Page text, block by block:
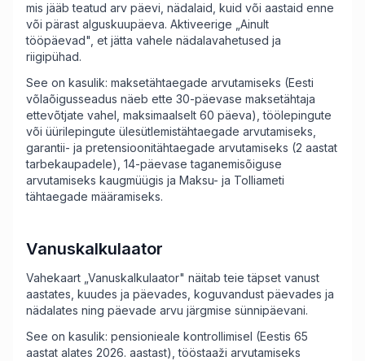
mis jääb teatud arv päevi, nädalaid, kuid või aastaid enne
või pärast alguskuupäeva. Aktiveerige „Ainult
tööpäevad", et jätta vahele nädalavahetused ja
riigipühad.
See on kasulik: maksetähtaegade arvutamiseks (Eesti
võlaõigusseadus näeb ette 30-päevase maksetähtaja
ettevõtjate vahel, maksimaalselt 60 päeva), töölepingute
või üürilepingute ülesütlemistähtaegade arvutamiseks,
garantii- ja pretensioonitähtaegade arvutamiseks (2 aastat
tarbekaupadele), 14-päevase taganemisõiguse
arvutamiseks kaugmüügis ja Maksu- ja Tolliameti
tähtaegade määramiseks.
Vanuskalkulaator
Vahekaart „Vanuskalkulaator" näitab teie täpset vanust
aastates, kuudes ja päevades, koguvandust päevades ja
nädalates ning päevade arvu järgmise sünnipäevani.
See on kasulik: pensionieale kontrollimisel (Eestis 65
aastat alates 2026. aastast), tööstaaži arvutamiseks